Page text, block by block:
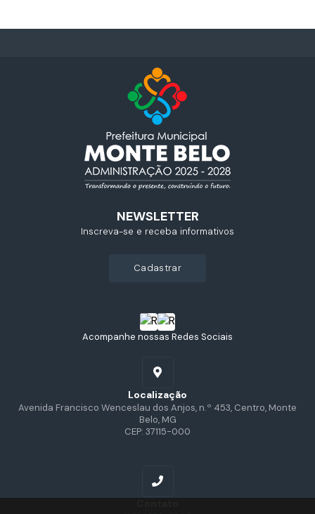
Acompanhe nossas Redes Sociais
Localização
Avenida Francisco Wenceslau dos Anjos, n.º 453, Centro, Monte
Belo, MG
CEP: 37115-000
NEWSLETTER
Inscreva-se e receba informativos
cadastrar